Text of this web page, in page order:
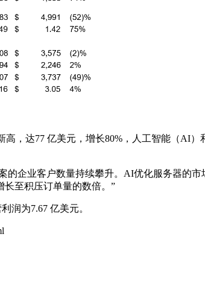
，达77 亿美元，增长80%，人工智能（AI）
企业客户数量持续攀升。AI优化服务器的市
长至积压订单量的数倍。”
润为7.67 亿美元。